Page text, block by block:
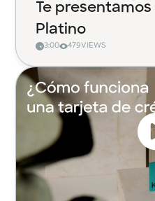
Te
Platino
3:00 479VIEWS